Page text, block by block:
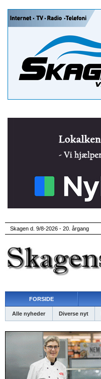
Skagen d. 9/8-2026 - 20. årgang
FORSIDE
Alle nyheder Diverse nyt